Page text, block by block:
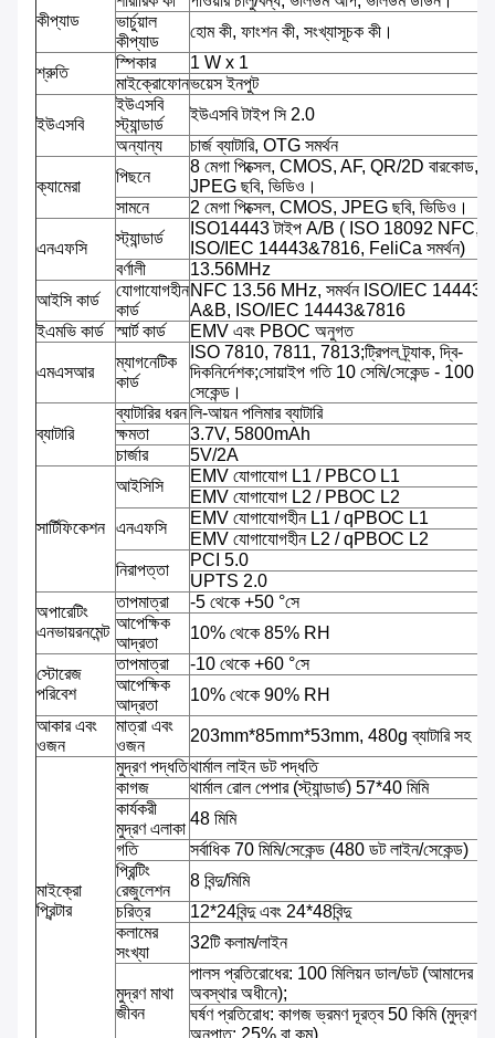
কীপ্যাড
ভার্চুয়াল
কীপ্যাড
হোম কী, ফাংশন কী, সংখ্যাসূচক কী।
শ্রুতি
স্পিকার
1 W x 1
মাইক্রোফোনভয়েস ইনপুট
ইউএসবি
ইউএসবি
স্ট্যান্ডার্ড
ইউএসবি টাইপ সি 2.0
অন্যান্য
চার্জ ব্যাটারি, OTG সমর্থন
ক্যামেরা
পিছনে
8 মেগা পিক্সেল, CMOS, AF, QR/2D বারকোড,
JPEG ছবি, ভিডিও।
সামনে
2 মেগা পিক্সেল, CMOS, JPEG ছবি, ভিডিও।
এনএফসি
স্ট্যান্ডার্ড
ISO14443 টাইপ A/B ( ISO 18092 NFC,
ISO/IEC 14443&7816, FeliCa সমর্থন)
বর্ণালী
13.56MHz
আইসি কার্ড
যোগাযোগহীন
কার্ড
NFC 13.56 MHz, সমর্থন ISO/IEC 14443
A&B, ISO/IEC 14443&7816
ইএমভি কার্ড
স্মার্ট কার্ড EMV এবং PBOC অনুগত
এমএসআর
ম্যাগনেটিক
কার্ড
ISO 7810, 7811, 7813;ট্রিপল ট্র্যাক, দ্বি-
দিকনির্দেশক;সোয়াইপ গতি 10 সেমি/সেকেন্ড - 100
সেকেন্ড।
ব্যাটারি
ব্যাটারির ধরনলি-আয়ন পলিমার ব্যাটারি
ক্ষমতা
3.7V, 5800mAh
চার্জার
5V/2A
সার্টিফিকেশন
আইসিসি
EMV যোগাযোগ L1 / PBCO L1
EMV যোগাযোগ L2 / PBOC L2
এনএফসি
EMV যোগাযোগহীন L1 / qPBOC L1
EMV যোগাযোগহীন L2 / qPBOC L2
নিরাপত্তা
PCI 5.0
UPTS 2.0
অপারেটিং
এনভায়রনমেন্ট
তাপমাত্রা
-5 থেকে +50 °সে
আপেক্ষিক
আদ্রতা
10% থেকে 85% RH
স্টোরেজ
পরিবেশ
তাপমাত্রা
-10 থেকে +60 °সে
আপেক্ষিক
আদ্রতা
10% থেকে 90% RH
আকার এবং
ওজন
মাত্রা এবং
ওজন
203mm*85mm*53mm, 480g ব্যাটারি সহ
মাইক্রো
প্রিন্টার
মুদ্রণ পদ্ধতিথার্মাল লাইন ডট পদ্ধতি
কাগজ
থার্মাল রোল পেপার (স্ট্যান্ডার্ড) 57*40 মিমি
কার্যকরী
মুদ্রণ এলাকা
48 মিমি
গতি
সর্বাধিক 70 মিমি/সেকেন্ড (480 ডট লাইন/সেকেন্ড)
প্রিন্টিং
রেজুলেশন
8 বিন্দু/মিমি
চরিত্র
12*24বিন্দু এবং 24*48বিন্দু
কলামের
সংখ্যা
32টি কলাম/লাইন
মুদ্রণ মাথা
জীবন
পালস প্রতিরোধের: 100 মিলিয়ন ডাল/ডট (আমাদের
অবস্থার অধীনে);
ঘর্ষণ প্রতিরোধ: কাগজ ভ্রমণ দূরত্ব 50 কিমি (মুদ্রণ